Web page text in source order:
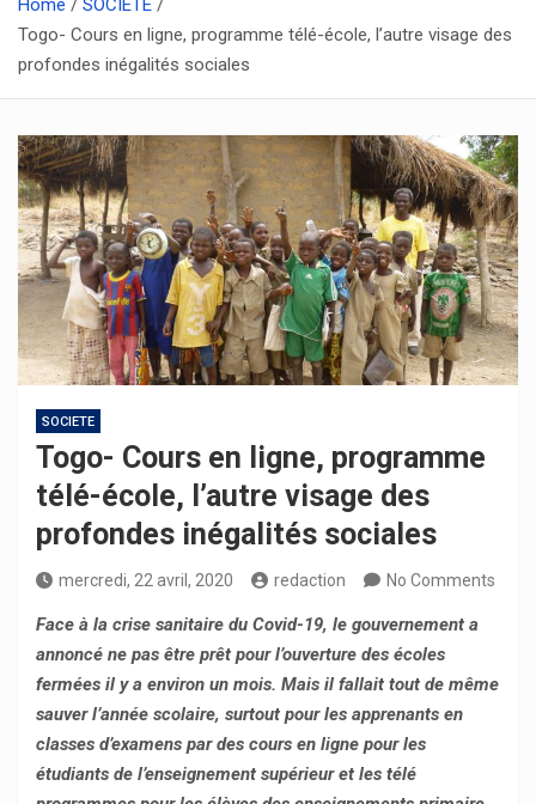
Home
SOCIETE
Togo- Cours en ligne, programme télé-école, l’autre visage des
profondes inégalités sociales
SOCIETE
Togo- Cours en ligne, programme
télé-école, l’autre visage des
profondes inégalités sociales
mercredi, 22 avril, 2020 redaction No Comments
Face à la crise sanitaire du Covid-19, le gouvernement a
annoncé ne pas être prêt pour l’ouverture des écoles
fermées il y a environ un mois. Mais il fallait tout de même
sauver l’année scolaire, surtout pour les apprenants en
classes d’examens par des cours en ligne pour les
étudiants de l’enseignement supérieur et les télé